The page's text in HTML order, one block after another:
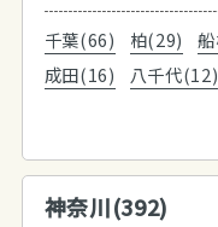
千葉(66) 柏(29)
成田(16)
八千代(12)
神奈川(392)